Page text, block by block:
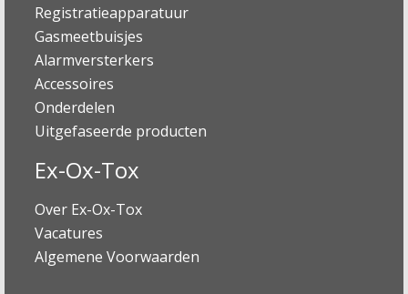
Registratieapparatuur
Gasmeetbuisjes
Alarmversterkers
Accessoires
Onderdelen
Uitgefaseerde producten
Ex-Ox-Tox
Over Ex-Ox-Tox
Vacatures
Algemene Voorwaarden